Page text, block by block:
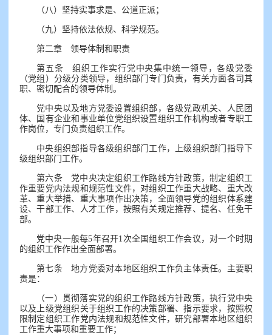
（八）坚持实事求是、公道正派；
（九）坚持依法依规、科学规范。
第二章 领导体制和职责
第五条 组织工作实行党中央集中统一领导，各级党委
（党组）分级分类领导，组织部门专门负责，有关方面各司其
职、密切配合的领导体制。
党中央以及地方党委设置组织部，各级党政机关、人民团
体、国有企业和事业单位党组织设置组织工作机构或者专职工
作岗位，专门负责组织工作。
中央组织部指导各级组织部门工作，上级组织部门指导下
级组织部门工作。
第六条 党中央决定组织工作路线方针政策，制定组织工
作重要党内法规和规范性文件，对组织工作重大战略、重大改
革、重大举措、重大事项作出决策，全面领导党的组织体系建
设、干部工作、人才工作，按照有关规定推荐、提名、任免干
部。
党中央一般每5年召开1次全国组织工作会议，对一个时期
的组织工作作出全面部署。
第七条 地方党委对本地区组织工作负主体责任。主要职
责是：
（一）贯彻落实党的组织工作路线方针政策，执行党中央
以及上级党组织关于组织工作的决策部署、指示要求，按照权
限制定组织工作党内法规和规范性文件，研究部署本地区组织
工作重大事项和重要工作；